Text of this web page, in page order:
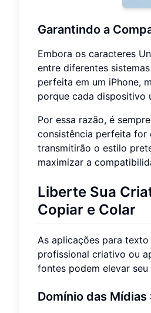
Garantindo a
Embora os caracteres
entre diferentes
perfeita em um iPhone,
porque cada dispositivo
Por essa razão, é
consistência perfeita for
transmitirão o estilo
maximizar a
Liberte Sua
Copiar e Colar
As aplicações para
profissional criativo ou
fontes podem elevar
Domínio das